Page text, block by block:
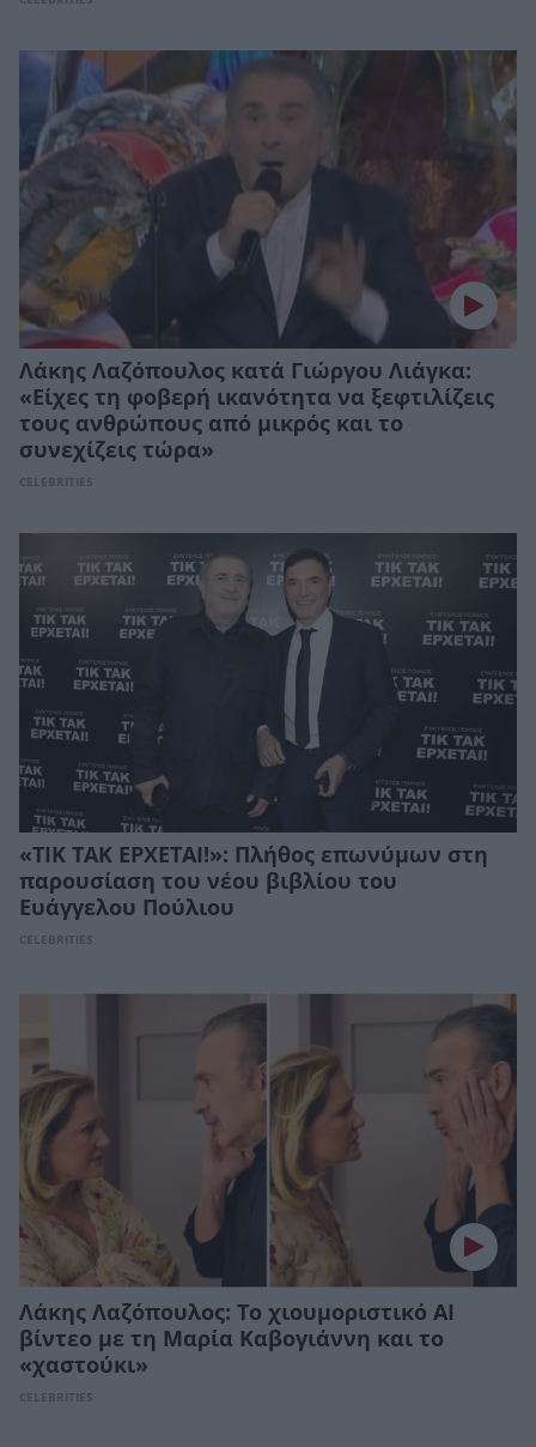
Λάκης Λαζόπουλος κατά Γιώργου Λιάγκα:
«Είχες τη φοβερή ικανότητα να ξεφτιλίζεις
τους ανθρώπους από μικρός και το
συνεχίζεις τώρα»
CELEBRITIES
«ΤΙΚ ΤΑΚ ΕΡΧΕΤΑΙ!»: Πλήθος επωνύμων στη
παρουσίαση του νέου βιβλίου του
Ευάγγελου Πούλιου
CELEBRITIES
Λάκης Λαζόπουλος: Το χιουμοριστικό AI
βίντεο με τη Μαρία Καβογιάννη και το
«χαστούκι»
CELEBRITIES